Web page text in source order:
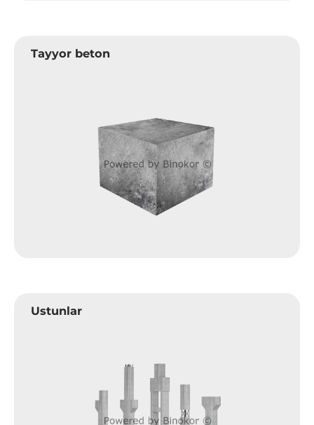
Tayyor beton
Ustunlar